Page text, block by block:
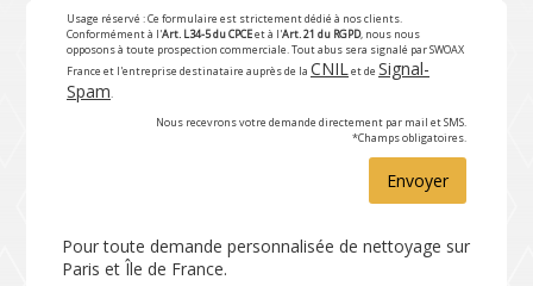
Usage réservé : Ce formulaire est strictement dédié à nos clients.
Conformément à l'Art. L34-5 du CPCEet à l'Art. 21 du RGPD, nous nous
opposons à toute prospection commerciale. Tout abus sera signalé par SWOAX
France et l'entreprise destinataire auprès de la CNILet de Signal-
Spam.
Nous recevrons votre demande directement par mail et SMS.
*Champs obligatoires.
Envoyer
Pour toute demande personnalisée de nettoyage sur
Paris et Île de France.